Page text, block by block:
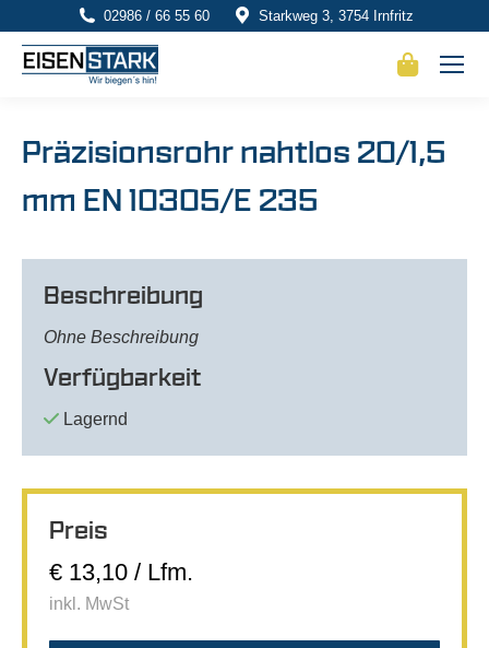
02986 / 66 55 60 Starkweg 3, 3754 Irnfritz
Präzisionsrohr nahtlos 20/1,5
mm EN 10305/E 235
Beschreibung
Ohne Beschreibung
Verfügbarkeit
Lagernd
Preis
€ 13,10 / Lfm.
inkl. MwSt